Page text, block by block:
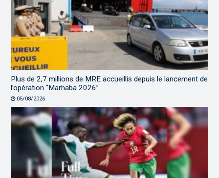
Plus de 2,7 millions de MRE accueillis depuis le lancement de
l’opération “Marhaba 2026”
05/08/2026